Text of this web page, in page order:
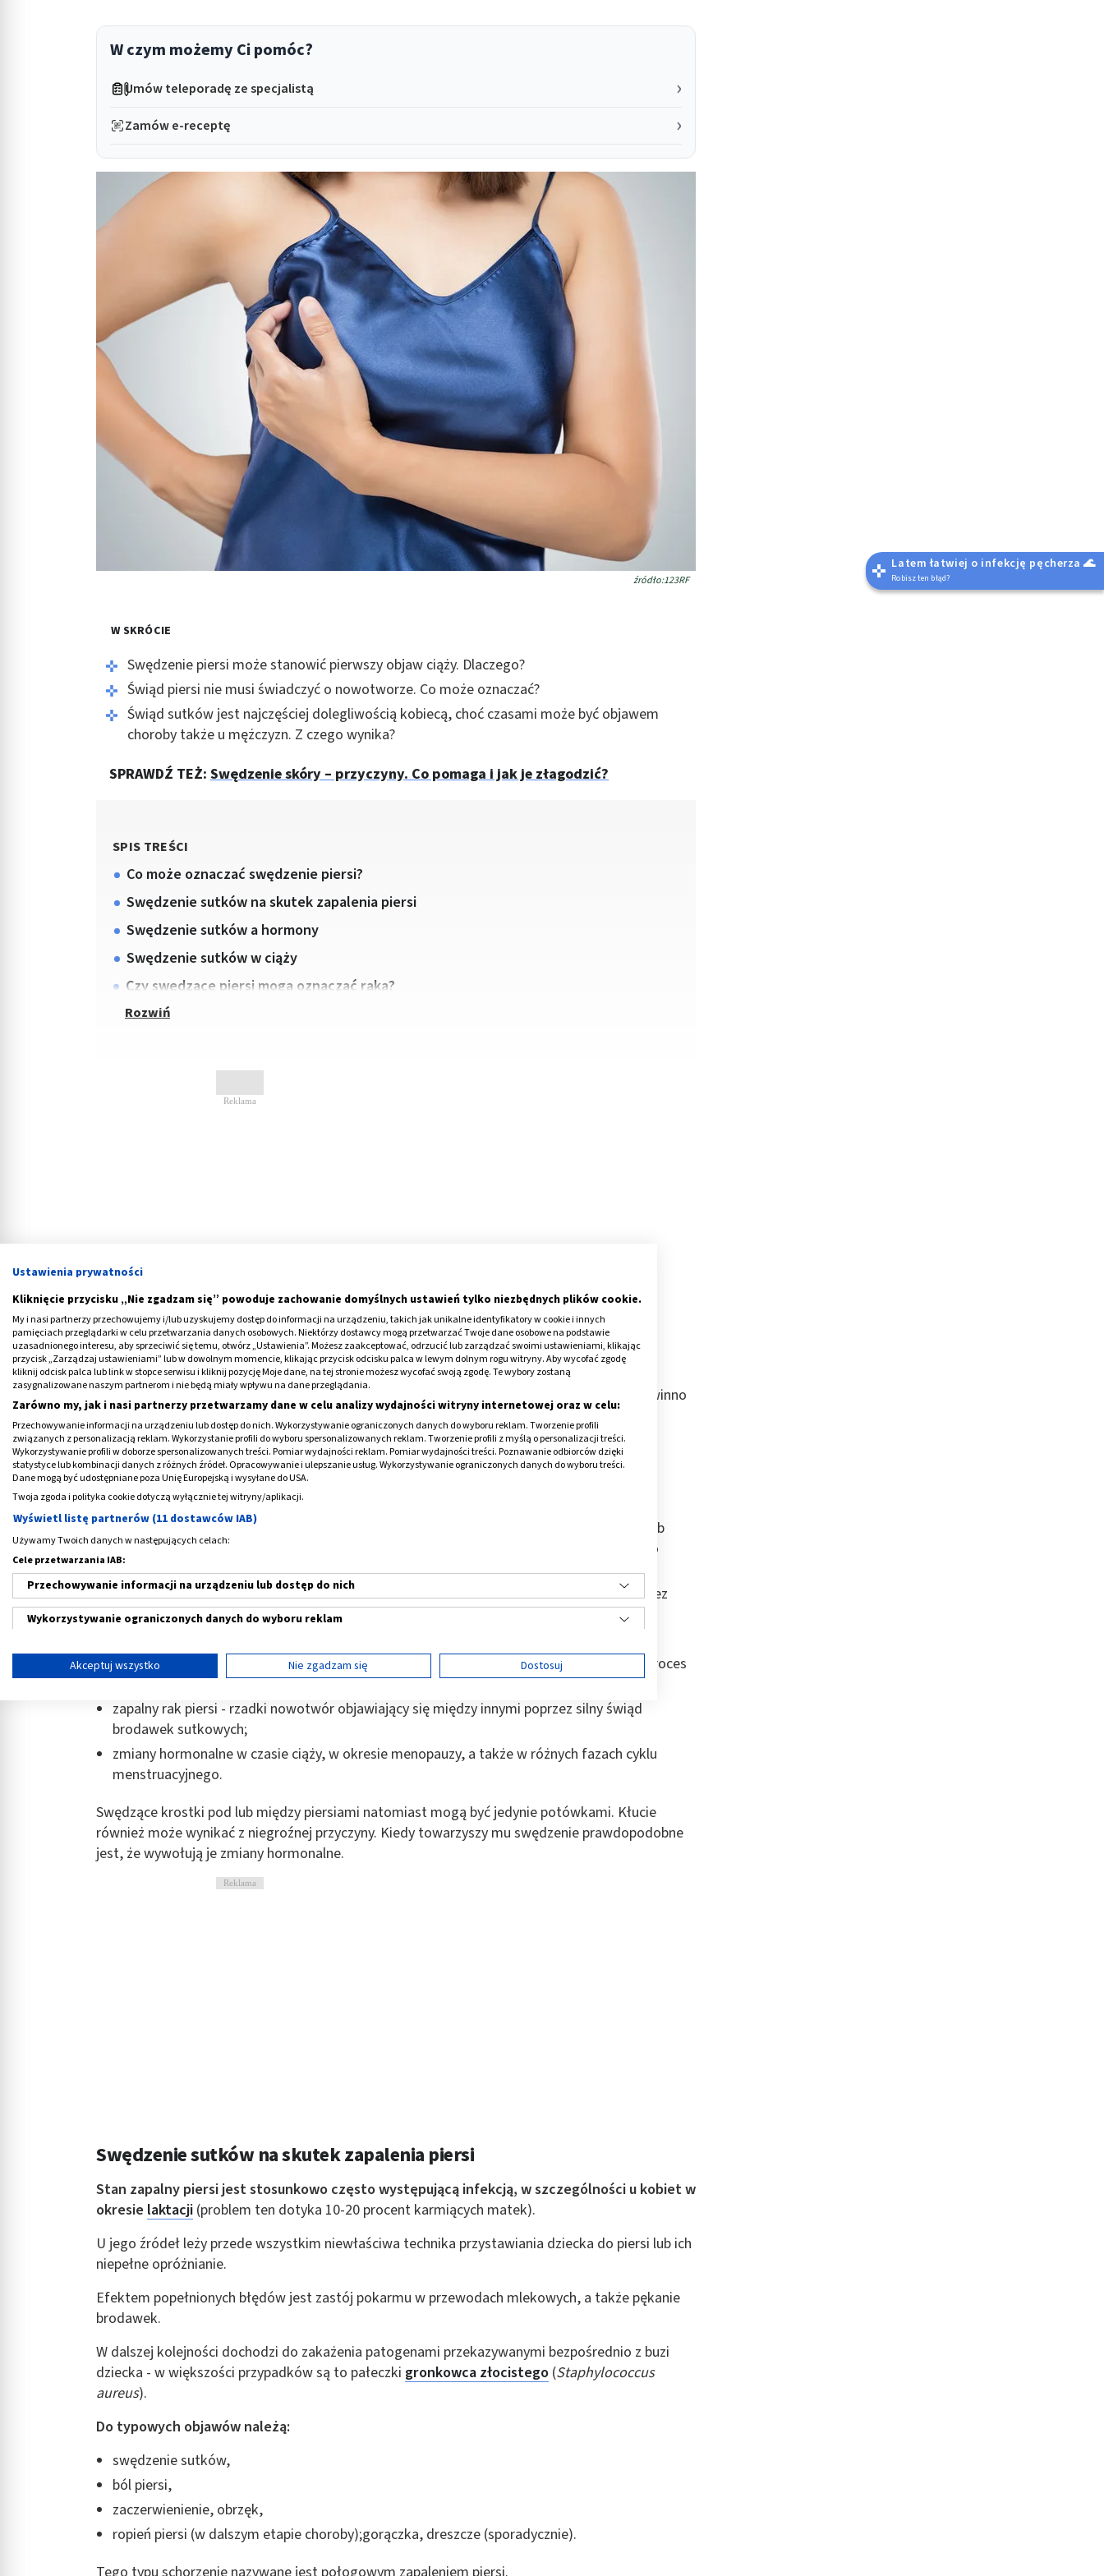
W czym możemy Ci pomóc?
Umów teleporadę ze specjalistą
Zamów e-receptę
źródło:123RF
W SKRÓCIE
Swędzenie piersi może stanowić pierwszy objaw ciąży. Dlaczego?
Świąd piersi nie musi świadczyć o nowotworze. Co może oznaczać?
Świąd sutków jest najczęściej dolegliwością kobiecą, choć czasami może być objawem
choroby także u mężczyzn. Z czego wynika?
SPRAWDŹ TEŻ: Swędzenie skóry – przyczyny. Co pomaga i jak je złagodzić?
SPIS TREŚCI
Co może oznaczać swędzenie piersi?
Swędzenie sutków na skutek zapalenia piersi
Swędzenie sutków a hormony
Swędzenie sutków w ciąży
Czy swędzące piersi mogą oznaczać raka?
Reklama
Co może oznaczać swędzenie piersi?
Swędzenie biustu, jeśli nie jest wynikiem jednorazowego, incydentalnego podrażnienia, powinno
stanowić powód do zaniepokojenia.Potencjalne przyczyny świądu mogą bowiem mieć
podłoże infekcyjne, alergiczne, hormonalne, a nawet onkologiczne
Wymienić w tym kontekście można między innymi takie problemy zdrowotne, jak:
zapalenie sutka(brodawek lub gruczołów sutkowych);
wyprysk kontaktowy - reakcja uczuleniowa spowodowana podrażnieniem chemicznym lub
mechanicznym (np. działaniem proszku do prania lub perfum, czy uciskiem źle dobranego
biustonosza);
typowa IgE - zależna reakcja alergiczna (pokarmowa, wziewna), manifestująca się poprzez
świąd skóry w różnych częściach ciała;
łuszczyca - groźna i przewlekła choroba zapalna, w przebiegu której zaburzony zostaje proces
rogowacenia i łuszczenia się naskórka;
zapalny rak piersi - rzadki nowotwór objawiający się między innymi poprzez silny świąd
brodawek sutkowych;
zmiany hormonalne w czasie ciąży, w okresie menopauzy, a także w różnych fazach cyklu
menstruacyjnego.
Swędzące krostki pod lub między piersiami natomiast mogą być jedynie potówkami. Kłucie
również może wynikać z niegroźnej przyczyny. Kiedy towarzyszy mu swędzenie prawdopodobne
jest, że wywołują je zmiany hormonalne.
Reklama
Swędzenie sutków na skutek zapalenia piersi
Stan zapalny piersi jest stosunkowo często występującą infekcją, w szczególności u kobiet w
okresie laktacji (problem ten dotyka 10-20 procent karmiących matek).
U jego źródeł leży przede wszystkim niewłaściwa technika przystawiania dziecka do piersi lub ich
niepełne opróżnianie.
Efektem popełnionych błędów jest zastój pokarmu w przewodach mlekowych, a także pękanie
brodawek.
W dalszej kolejności dochodzi do zakażenia patogenami przekazywanymi bezpośrednio z buzi
dziecka - w większości przypadków są to pałeczki gronkowca złocistego (Staphylococcus
aureus).
Do typowych objawów należą:
swędzenie sutków,
ból piersi,
zaczerwienienie, obrzęk,
ropień piersi (w dalszym etapie choroby);gorączka, dreszcze (sporadycznie).
Latem łatwiej o infekcję pęcherza 🌊
Robisz ten błąd?
Ustawienia prywatności
Kliknięcie przycisku „Nie zgadzam się” powoduje zachowanie domyślnych ustawień tylko niezbędnych plików cookie.
My i nasi partnerzy przechowujemy i/lub uzyskujemy dostęp do informacji na urządzeniu, takich jak unikalne identyfikatory w cookie i innych
pamięciach przeglądarki w celu przetwarzania danych osobowych. Niektórzy dostawcy mogą przetwarzać Twoje dane osobowe na podstawie
uzasadnionego interesu, aby sprzeciwić się temu, otwórz „Ustawienia”. Możesz zaakceptować, odrzucić lub zarządzać swoimi ustawieniami, klikając
przycisk „Zarządzaj ustawieniami” lub w dowolnym momencie, klikając przycisk odcisku palca w lewym dolnym rogu witryny. Aby wycofać zgodę
kliknij odcisk palca lub link w stopce serwisu i kliknij pozycję Moje dane, na tej stronie możesz wycofać swoją zgodę. Te wybory zostaną
zasygnalizowane naszym partnerom i nie będą miały wpływu na dane przeglądania.
Zarówno my, jak i nasi partnerzy przetwarzamy dane w celu analizy wydajności witryny internetowej oraz w celu:
Przechowywanie informacji na urządzeniu lub dostęp do nich. Wykorzystywanie ograniczonych danych do wyboru reklam. Tworzenie profili
związanych z personalizacją reklam. Wykorzystanie profili do wyboru spersonalizowanych reklam. Tworzenie profili z myślą o personalizacji treści.
Wykorzystywanie profili w doborze spersonalizowanych treści. Pomiar wydajności reklam. Pomiar wydajności treści. Poznawanie odbiorców dzięki
statystyce lub kombinacji danych z różnych źródeł. Opracowywanie i ulepszanie usług. Wykorzystywanie ograniczonych danych do wyboru treści.
Dane mogą być udostępniane poza Unię Europejską i wysyłane do USA.
Twoja zgoda i polityka cookie dotyczą wyłącznie tej witryny/aplikacji.
Wyświetl listę partnerów (11 dostawców IAB)
Używamy Twoich danych w następujących celach:
Cele przetwarzania IAB:
Przechowywanie informacji na urządzeniu lub dostęp do nich
Wykorzystywanie ograniczonych danych do wyboru reklam
Tworzenie profili w celu spersonalizowanych reklam
Tworzenie profili w celu personalizacji treści
Wykorzystywanie profili w celu doboru spersonalizowanych treści
Pomiar efektywności reklam
Pomiar efektywności treści
Rozumienie odbiorców dzięki statystyce lub kombinacji danych z różnych źródeł
Akceptuj wszystko Nie zgadzam się Dostosuj